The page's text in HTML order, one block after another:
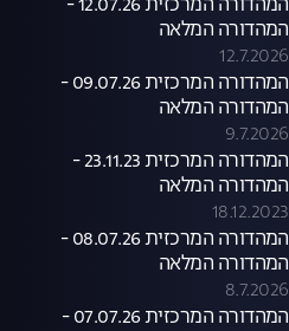
המהדורה המרכזית 12.07.26 -
המהדורה המלאה
12.7.2026
המהדורה המרכזית 09.07.26 -
המהדורה המלאה
9.7.2026
המהדורה המרכזית 23.11.23 -
המהדורה המלאה
18.12.2023
המהדורה המרכזית 08.07.26 -
המהדורה המלאה
8.7.2026
המהדורה המרכזית 07.07.26 -